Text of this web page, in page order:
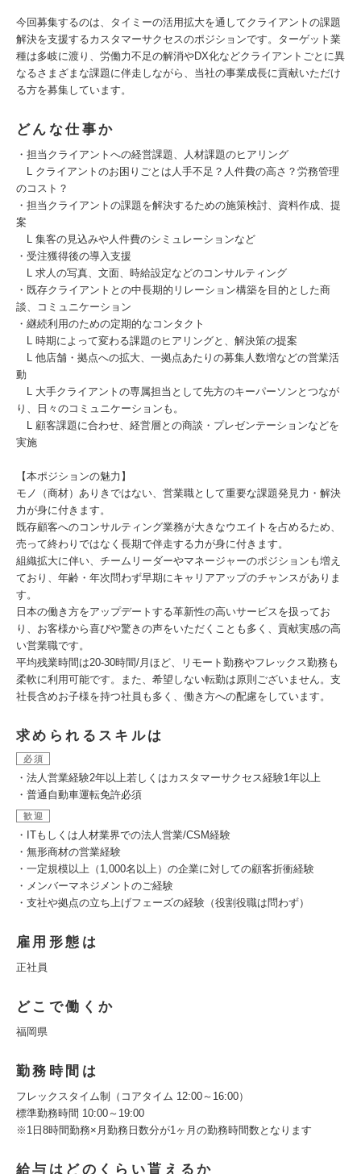
今回募集するのは、タイミーの活用拡大を通してクライアントの課題
解決を支援するカスタマーサクセスのポジションです。ターゲット業
種は多岐に渡り、労働力不足の解消やDX化などクライアントごとに異
なるさまざまな課題に伴走しながら、当社の事業成長に貢献いただけ
る方を募集しています。
どんな仕事か
・担当クライアントへの経営課題、人材課題のヒアリング
L クライアントのお困りごとは人手不足？人件費の高さ？労務管理
のコスト？
・担当クライアントの課題を解決するための施策検討、資料作成、提
案
L 集客の見込みや人件費のシミュレーションなど
・受注獲得後の導入支援
L 求人の写真、文面、時給設定などのコンサルティング
・既存クライアントとの中長期的リレーション構築を目的とした商
談、コミュニケーション
・継続利用のための定期的なコンタクト
L 時期によって変わる課題のヒアリングと、解決策の提案
L 他店舗・拠点への拡大、一拠点あたりの募集人数増などの営業活
動
L 大手クライアントの専属担当として先方のキーパーソンとつなが
り、日々のコミュニケーションも。
L 顧客課題に合わせ、経営層との商談・プレゼンテーションなどを
実施
【本ポジションの魅力】
モノ（商材）ありきではない、営業職として重要な課題発見力・解決
力が身に付きます。
既存顧客へのコンサルティング業務が大きなウエイトを占めるため、
売って終わりではなく長期で伴走する力が身に付きます。
組織拡大に伴い、チームリーダーやマネージャーのポジションも増え
ており、年齢・年次問わず早期にキャリアアップのチャンスがありま
す。
日本の働き方をアップデートする革新性の高いサービスを扱ってお
り、お客様から喜びや驚きの声をいただくことも多く、貢献実感の高
い営業職です。
平均残業時間は20-30時間/月ほど、リモート勤務やフレックス勤務も
柔軟に利用可能です。また、希望しない転勤は原則ございません。支
社長含めお子様を持つ社員も多く、働き方への配慮をしています。
求められるスキルは
必須
・法人営業経験2年以上若しくはカスタマーサクセス経験1年以上
・普通自動車運転免許必須
歓迎
・ITもしくは人材業界での法人営業/CSM経験
・無形商材の営業経験
・一定規模以上（1,000名以上）の企業に対しての顧客折衝経験
・メンバーマネジメントのご経験
・支社や拠点の立ち上げフェーズの経験（役割役職は問わず）
雇用形態は
正社員
どこで働くか
福岡県
勤務時間は
フレックスタイム制（コアタイム 12:00～16:00）
標準勤務時間 10:00～19:00
※1日8時間勤務×月勤務日数分が1ヶ月の勤務時間数となります
給与はどのくらい貰えるか